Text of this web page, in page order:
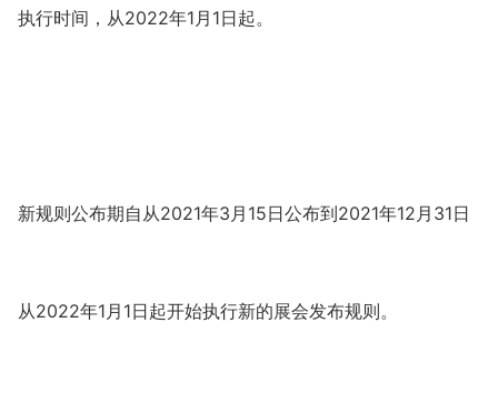
执行时间，从2022年1月1日起。
新规则公布期自从2021年3月15日公布到2021年12月31日
从2022年1月1日起开始执行新的展会发布规则。